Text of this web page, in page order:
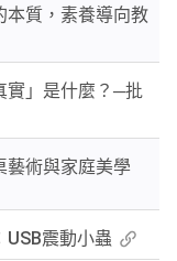
本質，素養導向教
實」是什麼？─批
藝術與家庭美學
震動小蟲